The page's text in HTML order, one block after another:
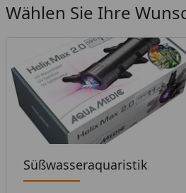
Wählen Sie Ihre
Süßwasseraquaristik